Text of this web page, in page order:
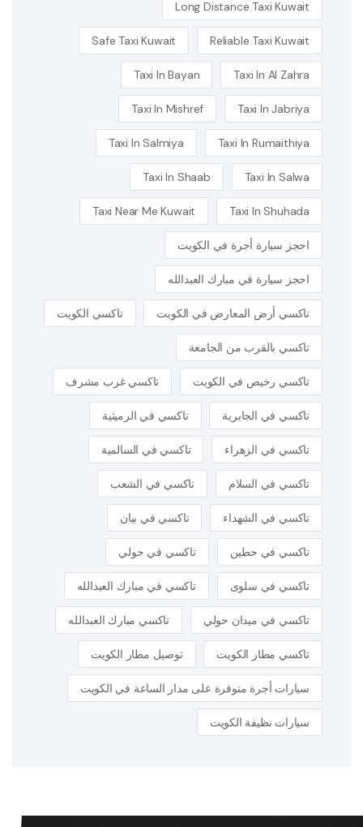
Long Distance Taxi Kuwait
Reliable Taxi Kuwait
Safe Taxi Kuwait
Taxi In Al Zahra
Taxi In Bayan
Taxi In Jabriya
Taxi In Mishref
Taxi In Rumaithiya
Taxi In Salmiya
Taxi In Salwa
Taxi In Shaab
Taxi In Shuhada
Taxi Near Me Kuwait
احجز سيارة أجرة في الكويت
احجز سيارة في مبارك العبدالله
تاكسي أرض المعارض في الكويت تاكسي الكويت
تاكسي بالقرب من الجامعة
تاكسي رخيص في الكويت تاكسي غرب مشرف
تاكسي في الجابرية تاكسي في الرميثية
تاكسي في الزهراء تاكسي في السالمية
تاكسي في السلام تاكسي في الشعب
تاكسي في الشهداء تاكسي في بيان
تاكسي في حطين تاكسي في حولي
تاكسي في سلوى تاكسي في مبارك العبدالله
تاكسي في ميدان حولي تاكسي مبارك العبدالله
تاكسي مطار الكويت توصيل مطار الكويت
سيارات أجرة متوفرة على مدار الساعة في الكويت
سيارات نظيفة الكويت